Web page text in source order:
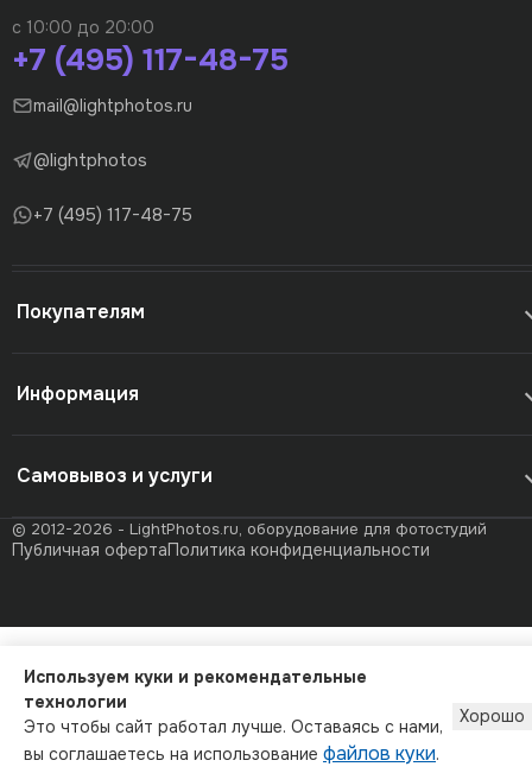
с 10:00 до 20:00
+7 (495) 117-48-75
mail@lightphotos.ru
@lightphotos
+7 (495) 117-48-75
Покупателям
Информация
Самовывоз и услуги
© 2012-2026 - LightPhotos.ru, оборудование для фотостудий
Публичная офертаПолитика конфиденциальности
Используем куки и рекомендательные
технологии
Это чтобы сайт работал лучше. Оставаясь с нами,
вы соглашаетесь на использование файлов куки.
Хорошо